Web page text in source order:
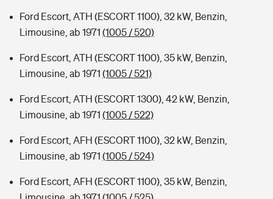
Ford Escort, ATH (ESCORT 1100), 32 kW, Benzin,
Limousine, ab 1971 (1005 / 520)
Ford Escort, ATH (ESCORT 1100), 35 kW, Benzin,
Limousine, ab 1971 (1005 / 521)
Ford Escort, ATH (ESCORT 1300), 42 kW, Benzin,
Limousine, ab 1971 (1005 / 522)
Ford Escort, AFH (ESCORT 1100), 32 kW, Benzin,
Limousine, ab 1971 (1005 / 524)
Ford Escort, AFH (ESCORT 1100), 35 kW, Benzin,